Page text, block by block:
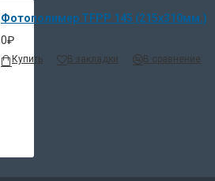
Фотополимер TFPP 145 (215х310мм.)
0₽
Купить В закладки В сравнение